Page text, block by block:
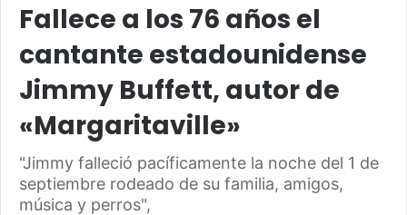
Fallece a los 76 años el
cantante estadounidense
Jimmy Buffett, autor de
«Margaritaville»
"Jimmy falleció pacíficamente la noche del 1 de
septiembre rodeado de su familia, amigos,
música y perros",